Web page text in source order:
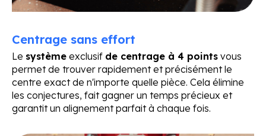
Centrage sans effort
Le système exclusif de centrage à 4 points vous
permet de trouver rapidement et précisément le
centre exact de n'importe quelle pièce. Cela élimine
les conjectures, fait gagner un temps précieux et
garantit un alignement parfait à chaque fois.